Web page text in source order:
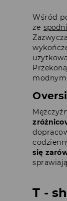
Wśród
ze
się
T -